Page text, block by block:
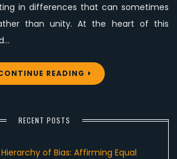
in differences that can sometimes
than unity. At the heart of this
READING
RECENT POSTS
of Bias: Affirming Equal